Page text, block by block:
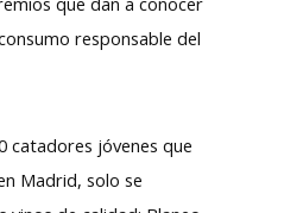
responsable del
catadores jóvenes que
Madrid, solo se